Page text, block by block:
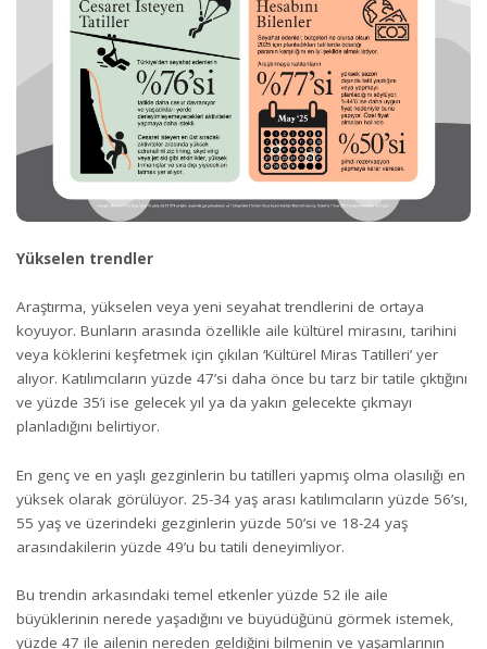
Yükselen trendler
Araştırma, yükselen veya yeni seyahat trendlerini de ortaya
koyuyor. Bunların arasında özellikle aile kültürel mirasını, tarihini
veya köklerini keşfetmek için çıkılan ‘Kültürel Miras Tatilleri’ yer
alıyor. Katılımcıların yüzde 47’si daha önce bu tarz bir tatile çıktığını
ve yüzde 35’i ise gelecek yıl ya da yakın gelecekte çıkmayı
planladığını belirtiyor.
En genç ve en yaşlı gezginlerin bu tatilleri yapmış olma olasılığı en
yüksek olarak görülüyor. 25-34 yaş arası katılımcıların yüzde 56’sı,
55 yaş ve üzerindeki gezginlerin yüzde 50’si ve 18-24 yaş
arasındakilerin yüzde 49’u bu tatili deneyimliyor.
Bu trendin arkasındaki temel etkenler yüzde 52 ile aile
büyüklerinin nerede yaşadığını ve büyüdüğünü görmek istemek,
yüzde 47 ile ailenin nereden geldiğini bilmenin ve yaşamlarının